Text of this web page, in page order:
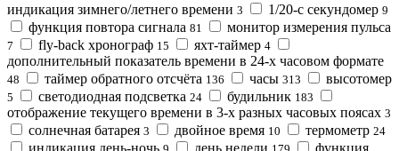
индикация зимнего/летнего времени 3 1/20-с секундомер 9
функция повтора сигнала 81 монитор измерения пульса
7 fly-back хронограф 15 яхт-таймер 4
дополнительный показатель времени в 24-х часовом формате
48 таймер обратного отсчёта 136 часы 313 высотомер
5 светодиодная подсветка 24 будильник 183
отображение текущего времени в 3-х разных часовых поясах 3
солнечная батарея 3 двойное время 10 термометр 24
индикация день-ночь день недели
функция